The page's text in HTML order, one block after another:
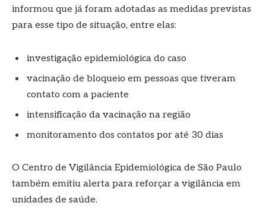
informou que já foram adotadas as medidas previstas
para esse tipo de situação, entre elas:
investigação epidemiológica do caso
vacinação de bloqueio em pessoas que tiveram
contato com a paciente
intensificação da vacinação na região
monitoramento dos contatos por até 30 dias
O Centro de Vigilância Epidemiológica de São Paulo
também emitiu alerta para reforçar a vigilância em
unidades de saúde.